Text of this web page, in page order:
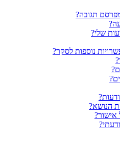
תגובה?
שלי?
נוספות לסקר?
הנושא?
אישור?